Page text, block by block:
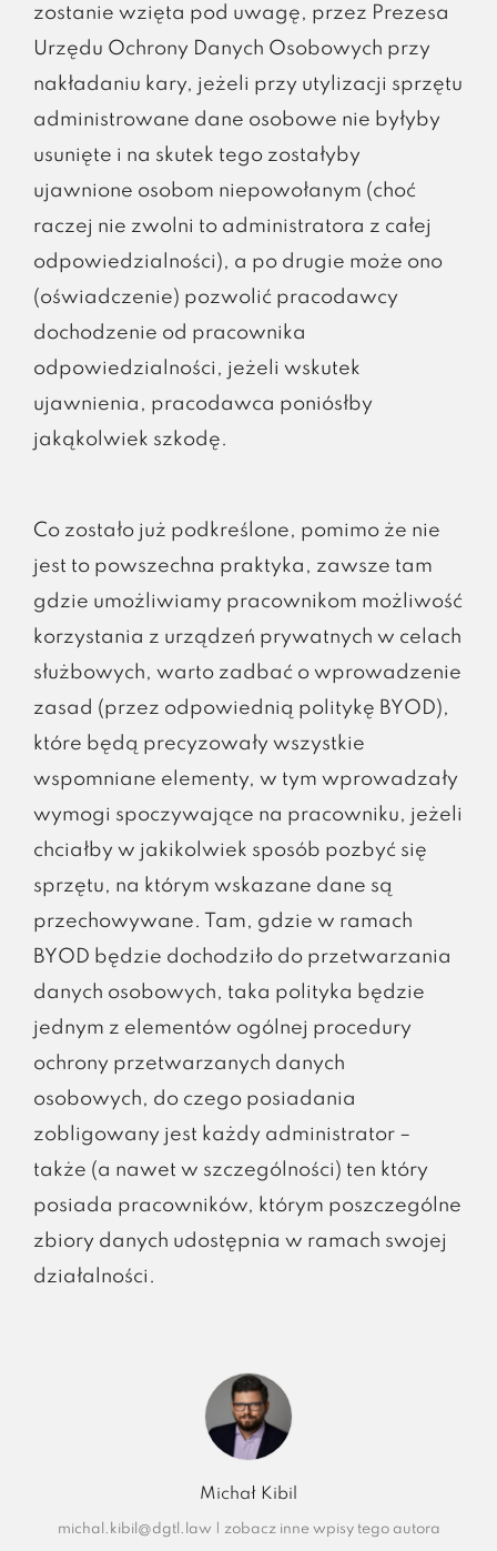
zostanie wzięta pod uwagę, przez Prezesa
Urzędu Ochrony Danych Osobowych przy
nakładaniu kary, jeżeli przy utylizacji sprzętu
administrowane dane osobowe nie byłyby
usunięte i na skutek tego zostałyby
ujawnione osobom niepowołanym (choć
raczej nie zwolni to administratora z całej
odpowiedzialności), a po drugie może ono
(oświadczenie) pozwolić pracodawcy
dochodzenie od pracownika
odpowiedzialności, jeżeli wskutek
ujawnienia, pracodawca poniósłby
jakąkolwiek szkodę.
Co zostało już podkreślone, pomimo że nie
jest to powszechna praktyka, zawsze tam
gdzie umożliwiamy pracownikom możliwość
korzystania z urządzeń prywatnych w celach
służbowych, warto zadbać o wprowadzenie
zasad (przez odpowiednią politykę BYOD),
które będą precyzowały wszystkie
wspomniane elementy, w tym wprowadzały
wymogi spoczywające na pracowniku, jeżeli
chciałby w jakikolwiek sposób pozbyć się
sprzętu, na którym wskazane dane są
przechowywane. Tam, gdzie w ramach
BYOD będzie dochodziło do przetwarzania
danych osobowych, taka polityka będzie
jednym z elementów ogólnej procedury
ochrony przetwarzanych danych
osobowych, do czego posiadania
zobligowany jest każdy administrator –
także (a nawet w szczególności) ten który
posiada pracowników, którym poszczególne
zbiory danych udostępnia w ramach swojej
działalności.
Michał Kibil
michal.kibil@dgtl.law zobacz inne wpisy tego autora